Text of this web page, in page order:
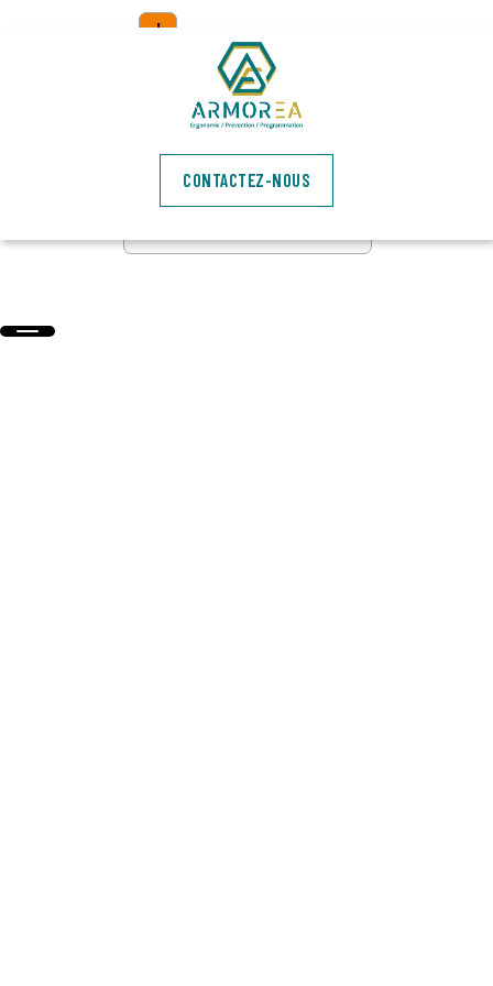
CONTACTEZ-NOUS
!
DESOLÉ, VOUS NE
POUVEZ PAS
CONSULTER CETTE
FICHE.